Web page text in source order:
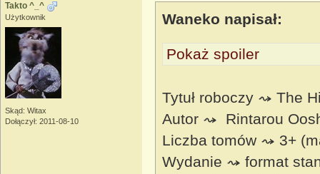
Takto ^_^
Użytkownik
Skąd: Witax
Dołączył: 2011-08-10
Waneko napisał:
Pokaż spoiler
Tytuł roboczy ⤳ The
Autor ⤳ Rintarou
Liczba tomów ⤳ 3+
Wydanie ⤳ format